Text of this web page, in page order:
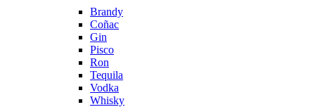
Brandy
Coñac
Gin
Pisco
Ron
Tequila
Vodka
Whisky